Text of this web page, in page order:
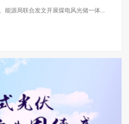
能源局联合发文开展煤电风光储一体...